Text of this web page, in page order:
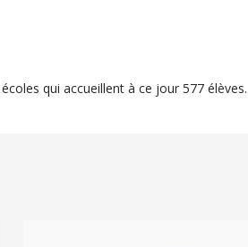
qui accueillent à ce jour 577 élèves.